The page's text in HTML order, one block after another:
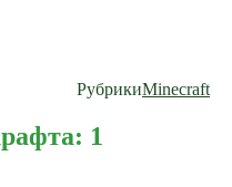
РубрикиMinecraft
1